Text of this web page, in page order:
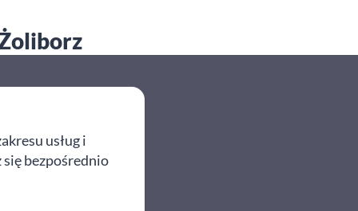
usług i
bezpośrednio